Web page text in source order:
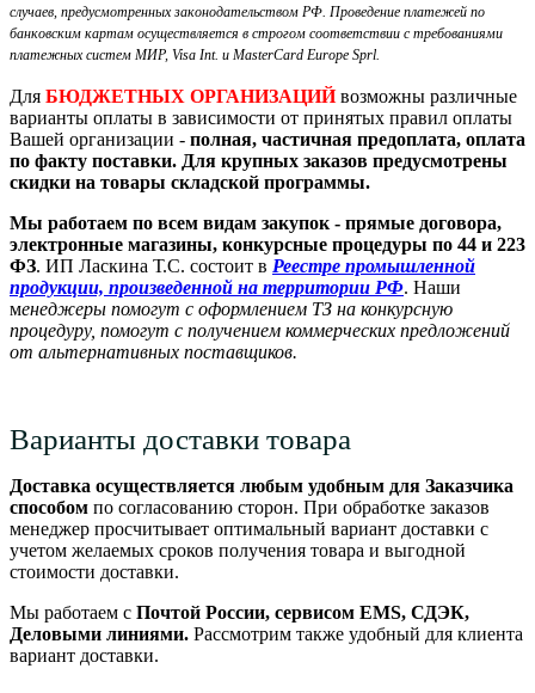
случаев, предусмотренных законодательством РФ. Проведение платежей по
банковским картам осуществляется в строгом соответствии с требованиями
платежных систем МИР, Visa Int. и MasterCard Europe Sprl.
Для БЮДЖЕТНЫХ ОРГАНИЗАЦИЙ возможны различные
варианты оплаты в зависимости от принятых правил оплаты
Вашей организации - полная, частичная предоплата, оплата
по факту поставки. Для крупных заказов предусмотрены
скидки на товары складской программы.
Мы работаем по всем видам закупок - прямые договора,
электронные магазины, конкурсные процедуры по 44 и 223
ФЗ. ИП Ласкина Т.С. состоит в Реестре промышленной
продукции, произведенной на территории РФ. Наши
менеджеры помогут с оформлением ТЗ на конкурсную
процедуру, помогут с получением коммерческих предложений
от альтернативных поставщиков.
Варианты доставки товара
Доставка осуществляется любым удобным для Заказчика
способом по согласованию сторон. При обработке заказов
менеджер просчитывает оптимальный вариант доставки с
учетом желаемых сроков получения товара и выгодной
стоимости доставки.
Мы работаем с Почтой России, сервисом EMS, СДЭК,
Деловыми линиями. Рассмотрим также удобный для клиента
вариант доставки.